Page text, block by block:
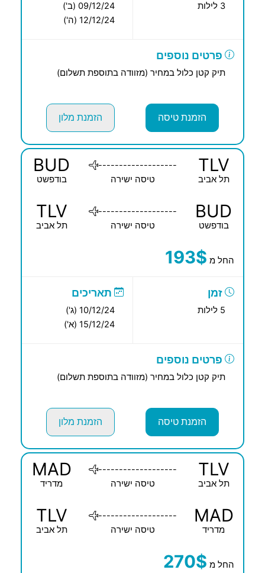
3 לילות
09/12/24 (ב')
12/12/24 (ה')
פרטים נוספים
תיק קטן כלול במחיר (מזוודה בתוספת תשלום)
הזמנת טיסה הזמנת מלון
TLV
תל אביב
-------------------
טיסה ישירה
BUD
בודפשט
BUD
בודפשט
-------------------
טיסה ישירה
TLV
תל אביב
החל מ 193$
זמן
5 לילות
תאריכים
10/12/24 (ג')
15/12/24 (א')
פרטים נוספים
תיק קטן כלול במחיר (מזוודה בתוספת תשלום)
הזמנת טיסה הזמנת מלון
TLV
תל אביב
-------------------
טיסה ישירה
MAD
מדריד
MAD
מדריד
-------------------
טיסה ישירה
TLV
תל אביב
החל מ 270$